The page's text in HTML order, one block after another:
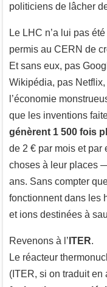
politiciens de lâcher
Le LHC n’a lui pas
permis au CERN de
Et sans eux, pas
Wikipédia, pas
l’économie
que les inventions
génèrent 1 500 fois
de 2 € par mois et par
choses à leur places
ans. Sans compter
fonctionnent dans les
et ions destinées à
Revenons à l’ ITER.
Le réacteur
(ITER, si on traduit en